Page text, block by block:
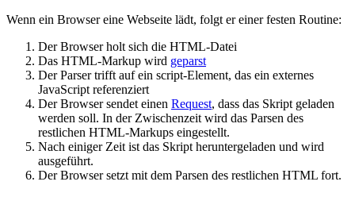
Wenn ein Browser eine Webseite lädt, folgt er einer festen Routine:
Der Browser holt sich die HTML-Datei
Das HTML-Markup wird geparst
Der Parser trifft auf ein script-Element, das ein externes
JavaScript referenziert
Der Browser sendet einen Request, dass das Skript geladen
werden soll. In der Zwischenzeit wird das Parsen des
restlichen HTML-Markups eingestellt.
Nach einiger Zeit ist das Skript heruntergeladen und wird
ausgeführt.
Der Browser setzt mit dem Parsen des restlichen HTML fort.